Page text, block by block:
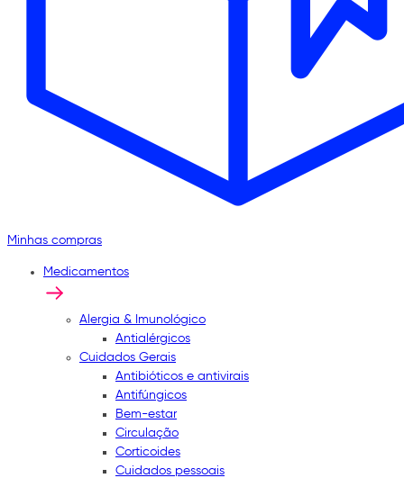
Minhas compras
Medicamentos
Alergia & Imunológico
Antialérgicos
Cuidados Gerais
Antibióticos e antivirais
Antifúngicos
Bem-estar
Circulação
Corticoides
Cuidados pessoais